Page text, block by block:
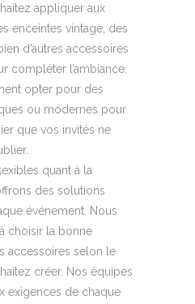
appliquer aux
enceintes vintage, des
d’autres accessoires
compléter l’ambiance.
opter pour des
ou modernes pour
que vos invités ne
quant à la
des solutions
événement. Nous
choisir la bonne
accessoires selon le
créer. Nos équipes
exigences de chaque